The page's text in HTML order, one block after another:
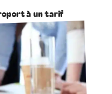
à un tarif